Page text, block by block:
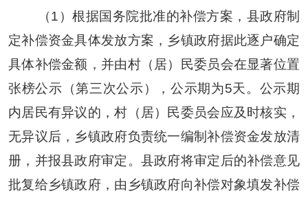
（1）根据国务院批准的补偿方案，县政府制
定补偿资金具体发放方案，乡镇政府据此逐户确定
具体补偿金额，并由村（居）民委员会在显著位置
张榜公示（第三次公示），公示期为5天。公示期
内居民有异议的，村（居）民委员会应及时核实，
无异议后，乡镇政府负责统一编制补偿资金发放清
册，并报县政府审定。县政府将审定后的补偿意见
批复给乡镇政府，由乡镇政府向补偿对象填发补偿